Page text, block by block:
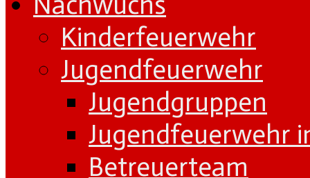
Kinderfeuerwehr
Jugendfeuerwehr
Jugendgruppen
Jugendfeuerwehr
Betreuerteam